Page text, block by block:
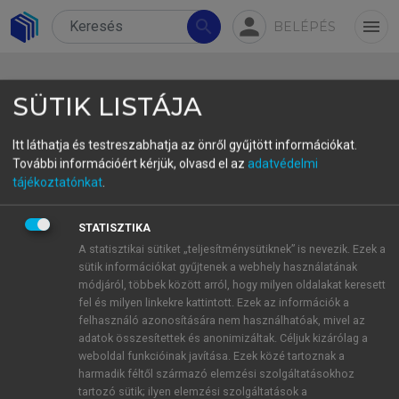
search person BELÉPÉS menu
Trinh Xuan Thuan:
világok
Benkő József
csillagász, az MTA doktora, HUN-REN
Csillagászati és Földtudományi
Kutatóközpont Konkoly Thege Miklós Csillagászati
Kutatóintézet
DOI: 10.1556/2065.185.2024.9.17
SÜTIK LISTÁJA
Itt láthatja és testreszabhatja az önről gyűjtött információkat.
További információért kérjük, olvasd el az adatvédelmi
tájékoztatónkat.
STATISZTIKA
A statisztikai sütiket „teljesítménysütiknek” is nevezik. Ezek a
sütik információkat gyűjtenek a webhely használatának
módjáról, többek között arról, hogy milyen oldalakat keresett
fel és milyen linkekre kattintott. Ezek az információk a
felhasználó azonosítására nem használhatóak, mivel az
adatok összesítettek és anonimizáltak. Céljuk kizárólag a
weboldal funkcióinak javítása. Ezek közé tartoznak a
harmadik féltől származó elemzési szolgáltatásokhoz
tartozó sütik; ilyen elemzési szolgáltatások a